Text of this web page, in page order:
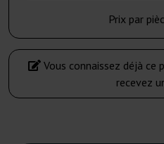
Prix par
Vous connaissez déjà ce
recevez